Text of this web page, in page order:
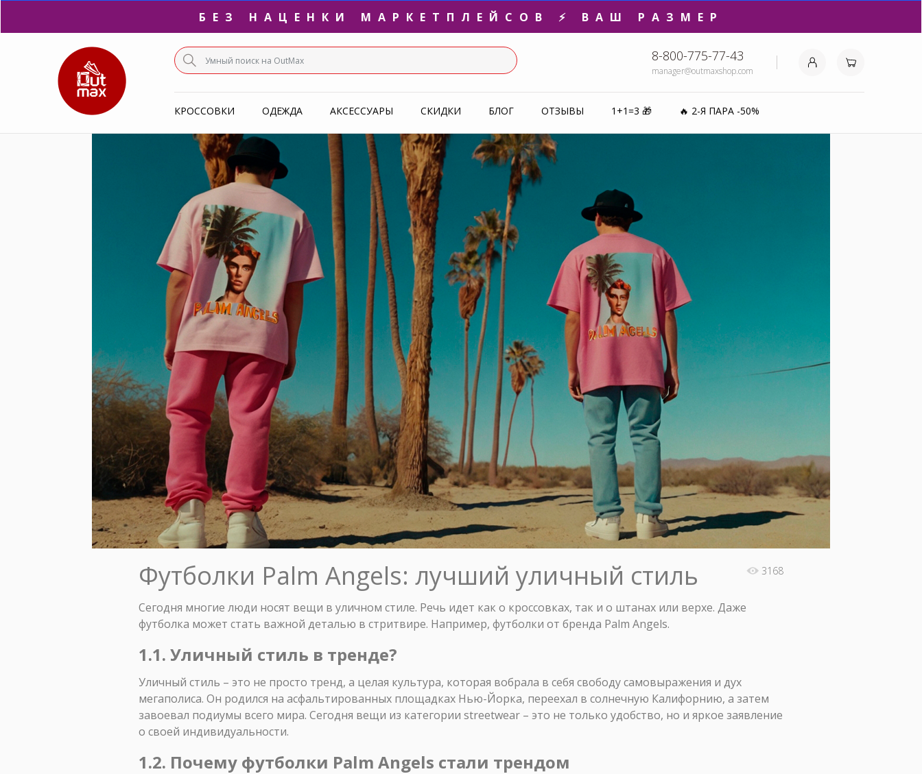
3-Я ПАРА В ПОДАРОК 🎁
ПОСЛЕДНИЕ РАЗМЕРЫ ОТ 1500₽⚡️ 8-800-775-77-43
manager@outmaxshop.com
КРОССОВКИ ОДЕЖДА АКСЕССУАРЫ СКИДКИ БЛОГ ОТЗЫВЫ 1+1=3 🎁 🔥 2-Я ПАРА -50%
Футболки Palm Angels: лучший уличный стиль 3168
Сегодня многие люди носят вещи в уличном стиле. Речь идет как о кроссовках, так и о штанах или верхе. Даже
футболка может стать важной деталью в стритвире. Например, футболки от бренда Palm Angels.
1.1. Уличный стиль в тренде?
Уличный стиль – это не просто тренд, а целая культура, которая вобрала в себя свободу самовыражения и дух
мегаполиса. Он родился на асфальтированных площадках Нью-Йорка, переехал в солнечную Калифорнию, а затем
завоевал подиумы всего мира. Сегодня вещи из категории streetwear – это не только удобство, но и яркое заявление
о своей индивидуальности.
1.2. Почему футболки Palm Angels стали трендом